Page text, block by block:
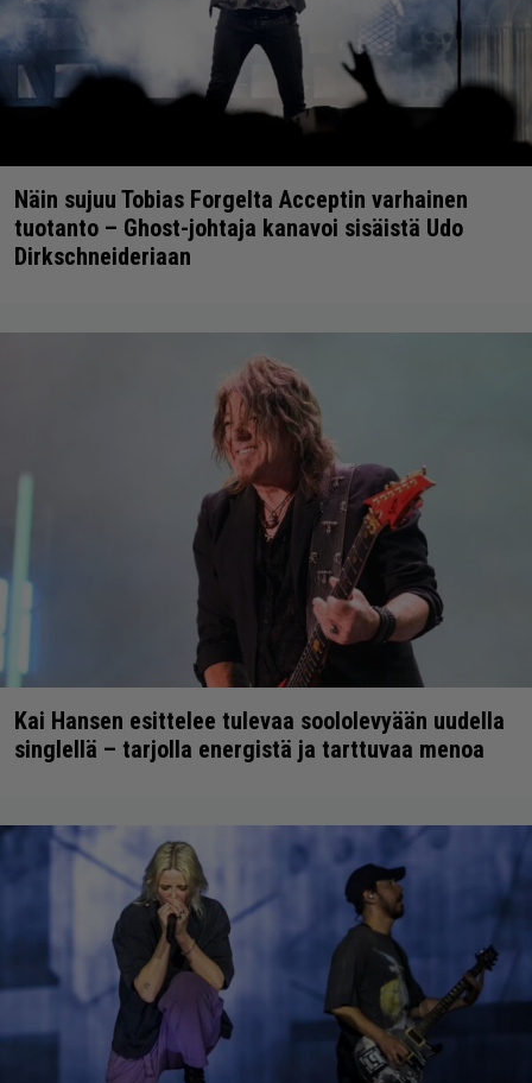
Näin sujuu Tobias Forgelta Acceptin varhainen
tuotanto – Ghost-johtaja kanavoi sisäistä Udo
Dirkschneideriaan
Kai Hansen esittelee tulevaa soololevyään uudella
singlellä – tarjolla energistä ja tarttuvaa menoa